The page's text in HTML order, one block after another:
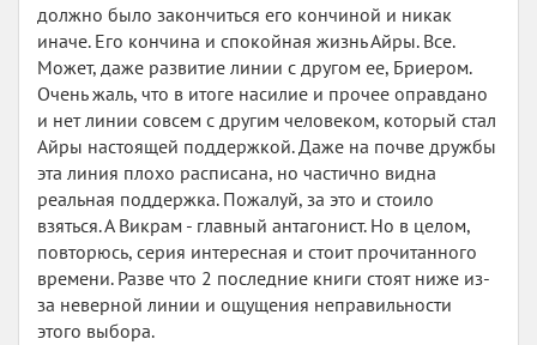
должно было закончиться его кончиной и никак
иначе. Его кончина и спокойная жизнь Айры. Все.
Может, даже развитие линии с другом ее, Бриером.
Очень жаль, что в итоге насилие и прочее оправдано
и нет линии совсем с другим человеком, который стал
Айры настоящей поддержкой. Даже на почве дружбы
эта линия плохо расписана, но частично видна
реальная поддержка. Пожалуй, за это и стоило
взяться. А Викрам - главный антагонист. Но в целом,
повторюсь, серия интересная и стоит прочитанного
времени. Разве что 2 последние книги стоят ниже из-
за неверной линии и ощущения неправильности
этого выбора.